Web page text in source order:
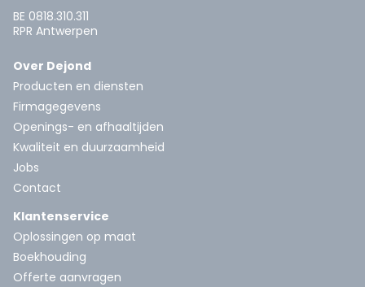
BE 0818.310.311
RPR Antwerpen
Over Dejond
Producten en diensten
Firmagegevens
Openings- en afhaaltijden
Kwaliteit en duurzaamheid
Jobs
Contact
Klantenservice
Oplossingen op maat
Boekhouding
Offerte aanvragen